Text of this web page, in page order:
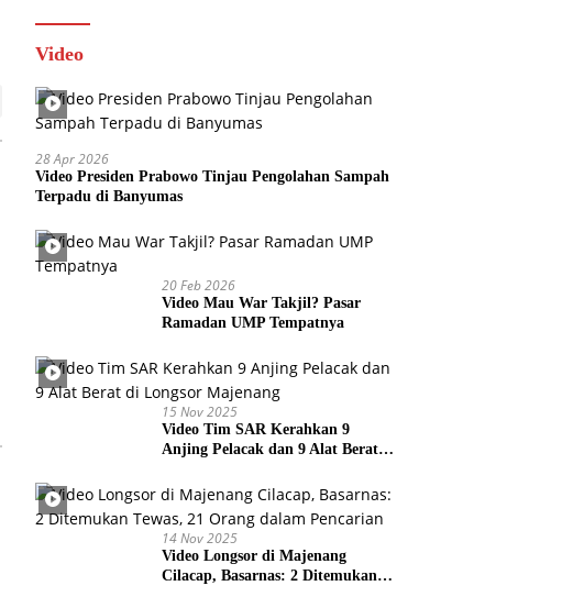
Video
28 Apr 2026
Video Presiden Prabowo Tinjau Pengolahan Sampah
Terpadu di Banyumas
20 Feb 2026
Video Mau War Takjil? Pasar
Ramadan UMP Tempatnya
15 Nov 2025
Video Tim SAR Kerahkan 9
Anjing Pelacak dan 9 Alat Berat
14 Nov 2025
Video Longsor di Majenang
Cilacap, Basarnas: 2 Ditemukan